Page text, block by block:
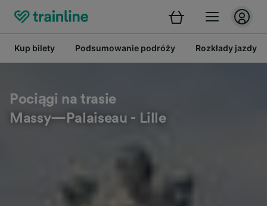
Kup bilety Podsumowanie podróży Rozkłady jazdy
Pociągi na trasie
Massy—Palaiseau - Lille